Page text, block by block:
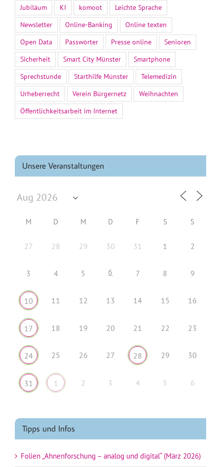
Unsere Veranstaltungen
M D M D F S S
27 28 29 30 31 1 2
3 4 5 6 7 8 9
10 11 12 13 14 15 16
17 18 19 20 21 22 23
24 25 26 27 28 29 30
31 1 2 3 4 5 6
Tipps und Infos
Folien „Ahnenforschung – analog und digital“ (März 2026)
Jubiläum KI komoot
Leichte Sprache
Newsletter
Online-Banking
Online texten
Open Data
Passwörter Presse online
Senioren
Sicherheit
Smart City Münster
Smartphone
Sprechstunde
Starthilfe Münster
Telemedizin
Urheberrecht
Verein Bürgernetz
Weihnachten
Öffentlichkeitsarbeit im Internet